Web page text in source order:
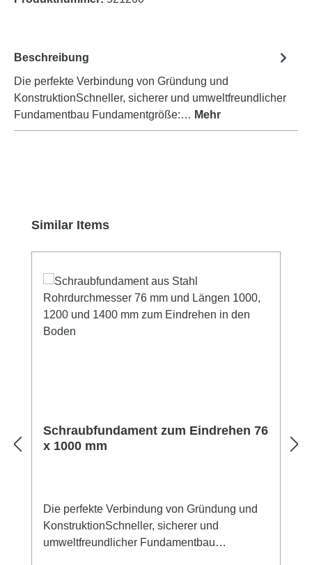
Beschreibung
Die perfekte Verbindung von Gründung und
KonstruktionSchneller, sicherer und umweltfreundlicher
Fundamentbau Fundamentgröße:… Mehr
Produktgalerie überspringen
Similar Items
Schraubfundament zum Eindrehen 76
x 1000 mm
Die perfekte Verbindung von Gründung und
KonstruktionSchneller, sicherer und
umweltfreundlicher Fundamentbau